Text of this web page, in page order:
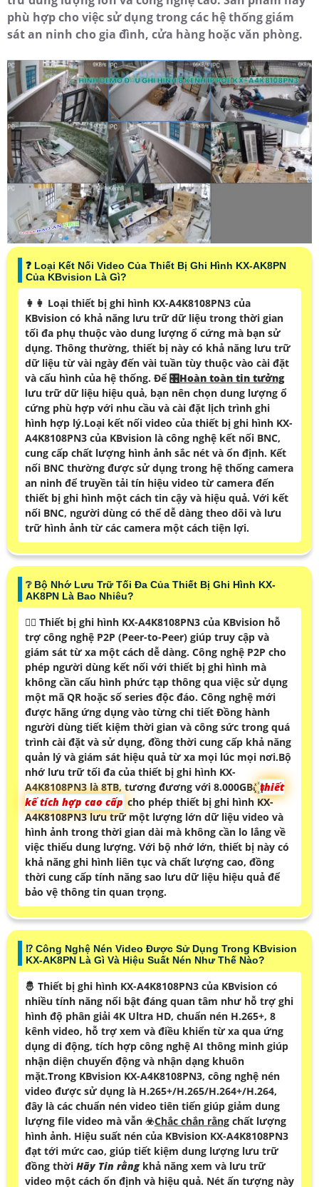
phù hợp cho việc sử dụng trong các hệ thống giám
sát an ninh cho gia đình, cửa hàng hoặc văn phòng.
❓ Loại Kết Nối Video Của Thiết Bị Ghi Hình KX-AK8PN
Của KBvision Là Gì?
️👩‍👩 Loại thiết bị ghi hình KX-A4K8108PN3 của
KBvision có khả năng lưu trữ dữ liệu trong thời gian
tối đa phụ thuộc vào dung lượng ổ cứng mà bạn sử
dụng. Thông thường, thiết bị này có khả năng lưu trữ
dữ liệu từ vài ngày đến vài tuần tùy thuộc vào cài đặt
và cấu hình của hệ thống. Để 🎛Hoàn toàn tin tưởng
lưu trữ dữ liệu hiệu quả, bạn nên chọn dung lượng ổ
cứng phù hợp với nhu cầu và cài đặt lịch trình ghi
hình hợp lý.Loại kết nối video của thiết bị ghi hình KX-
A4K8108PN3 của KBvision là công nghệ kết nối BNC,
cung cấp chất lượng hình ảnh sắc nét và ổn định. Kết
nối BNC thường được sử dụng trong hệ thống camera
an ninh để truyền tải tín hiệu video từ camera đến
thiết bị ghi hình một cách tin cậy và hiệu quả. Với kết
nối BNC, người dùng có thể dễ dàng theo dõi và lưu
trữ hình ảnh từ các camera một cách tiện lợi.
❔ Bộ Nhớ Lưu Trữ Tối Đa Của Thiết Bị Ghi Hình KX-
AK8PN Là Bao Nhiêu?
❤️‍💋‍ Thiết bị ghi hình KX-A4K8108PN3 của KBvision hỗ
trợ công nghệ P2P (Peer-to-Peer) giúp truy cập và
giám sát từ xa một cách dễ dàng. Công nghệ P2P cho
phép người dùng kết nối với thiết bị ghi hình mà
không cần cấu hình phức tạp thông qua việc sử dụng
một mã QR hoặc số series độc đáo. Công nghệ mới
được hãng ứng dụng vào từng chi tiết Đồng hành
người dùng tiết kiệm thời gian và công sức trong quá
trình cài đặt và sử dụng, đồng thời cung cấp khả năng
quản lý và giám sát hiệu quả từ xa mọi lúc mọi nơi.Bộ
nhớ lưu trữ tối đa của thiết bị ghi hình KX-
A4K8108PN3 là 8TB, tương đương với 8.000GB. ꙰thiết
kế tích hợp cao cấp cho phép thiết bị ghi hình KX-
A4K8108PN3 lưu trữ một lượng lớn dữ liệu video và
hình ảnh trong thời gian dài mà không cần lo lắng về
việc thiếu dung lượng. Với bộ nhớ lớn, thiết bị này có
khả năng ghi hình liên tục và chất lượng cao, đồng
thời cung cấp tính năng sao lưu dữ liệu hiệu quả để
bảo vệ thông tin quan trọng.
⁉️ Công Nghệ Nén Video Được Sử Dụng Trong KBvision
KX-AK8PN Là Gì Và Hiệu Suất Nén Như Thế Nào?
🤴 Thiết bị ghi hình KX-A4K8108PN3 của KBvision có
nhiều tính năng nổi bật đáng quan tâm như hỗ trợ ghi
hình độ phân giải 4K Ultra HD, chuẩn nén H.265+, 8
kênh video, hỗ trợ xem và điều khiển từ xa qua ứng
dụng di động, tích hợp công nghệ AI thông minh giúp
nhận diện chuyển động và nhận dạng khuôn
mặt.Trong KBvision KX-A4K8108PN3, công nghệ nén
video được sử dụng là H.265+/H.265/H.264+/H.264,
đây là các chuẩn nén video tiên tiến giúp giảm dung
lượng file video mà vẫn ☣️Chắc chắn rằng chất lượng
hình ảnh. Hiệu suất nén của KBvision KX-A4K8108PN3
đạt tới mức cao, giúp tiết kiệm dung lượng lưu trữ
đồng thời Hãy Tin rằngkhả năng xem và lưu trữ
video một cách ổn định và hiệu quả. Nét ấn tượng này